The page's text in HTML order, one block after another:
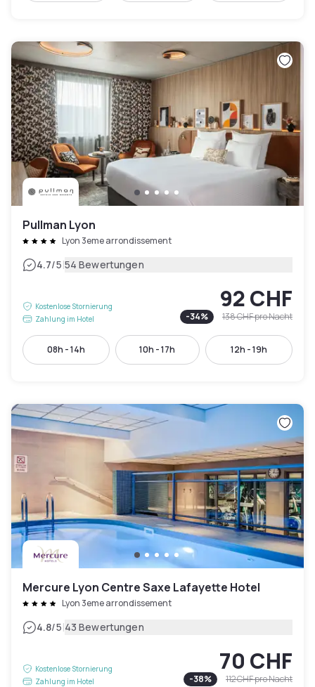
Pullman Lyon
Lyon 3eme arrondissement
4.7/5|54 Bewertungen
Kostenlose Stornierung
Zahlung im Hotel
92 CHF
-34% 138 CHFpro Nacht
08h - 14h 10h - 17h 12h - 19h
Mercure Lyon Centre Saxe Lafayette Hotel
Lyon 3eme arrondissement
4.8/5|43 Bewertungen
Kostenlose Stornierung
Zahlung im Hotel
70 CHF
-38% 112 CHFpro Nacht